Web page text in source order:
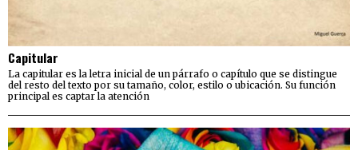
Capitular
La capitular es la letra inicial de un párrafo o capítulo que se distingue
del resto del texto por su tamaño, color, estilo o ubicación. Su función
principal es captar la atención